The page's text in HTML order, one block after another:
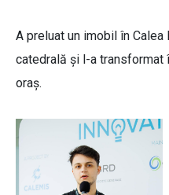
A preluat un imobil în
catedrală și l-a transformat
oraș.